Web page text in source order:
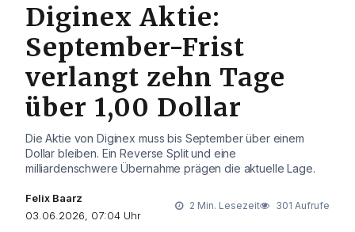
Diginex Aktie:
September-Frist
verlangt zehn Tage
über 1,00 Dollar
Die Aktie von Diginex muss bis September über einem
Dollar bleiben. Ein Reverse Split und eine
milliardenschwere Übernahme prägen die aktuelle Lage.
Felix Baarz
03.06.2026, 07:04 Uhr
2 Min. Lesezeit 301 Aufrufe